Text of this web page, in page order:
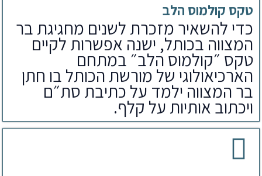
טקס קולמוס הלב
כדי להשאיר מזכרת לשנים מחגיגת בר
המצווה בכותל, ישנה אפשרות לקיים
טקס ״קולמוס הלב״ במתחם
הארכיאולוגי של מורשת הכותל בו חתן
בר המצווה ילמד על כתיבת סת״ם
ויכתוב אותיות על קלף.